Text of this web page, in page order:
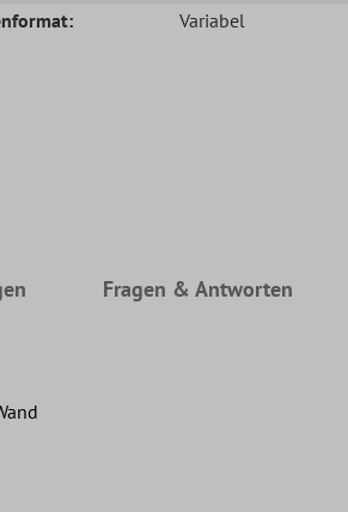
Variabel
Fragen & Antworten